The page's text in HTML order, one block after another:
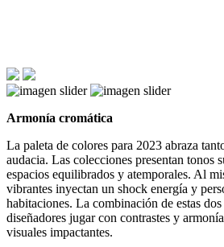
Armonía cromática
La paleta de colores para 2023 abraza
audacia. Las colecciones presentan tonos
espacios equilibrados y atemporales. Al
vibrantes inyectan un shock energía y
habitaciones. La combinación de estas
diseñadores jugar con contrastes y
visuales impactantes.